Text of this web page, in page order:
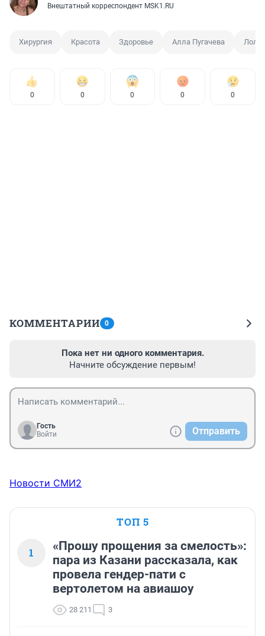
Внештатный корреспондент MSK1.RU
Хирургия Красота Здоровье Алла Пугачева
0 0 0 0 0
КОММЕНТАРИИ 0
Пока нет ни одного комментария.
Начните обсуждение первым!
Гость
Войти
Отправить
Новости СМИ2
ТОП 5
1
«Прошу прощения за смелость»:
пара из Казани рассказала, как
провела гендер-пати с
вертолетом на авиашоу
28 211 3